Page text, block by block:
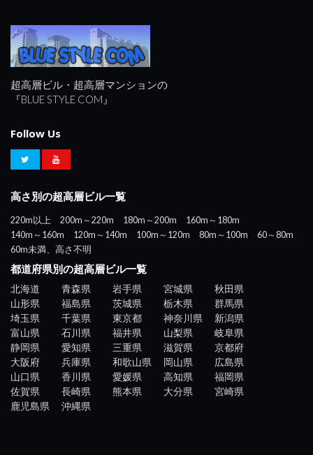
超高層ビル・超高層マンションの
『BLUE STYLE COM』
Follow Us
高さ別の超高層ビル一覧
220m以上 200m～220m 180m～200m
160m～180m
140m～160m
120m～140m 100m～120m 80m～100m
60～80m
60m未満、高さ不明
都道府県別の超高層ビル一覧
北海道 青森県 岩手県 宮城県
秋田県
山形県
福島県 茨城県 栃木県
群馬県
埼玉県
千葉県 東京都 神奈川県
新潟県
富山県
石川県 福井県 山梨県
岐阜県
静岡県
愛知県 三重県 滋賀県
京都府
大阪府
兵庫県 和歌山県 岡山県
広島県
山口県
香川県 愛媛県 高知県
福岡県
佐賀県
長崎県 熊本県 大分県
宮崎県
鹿児島県
沖縄県